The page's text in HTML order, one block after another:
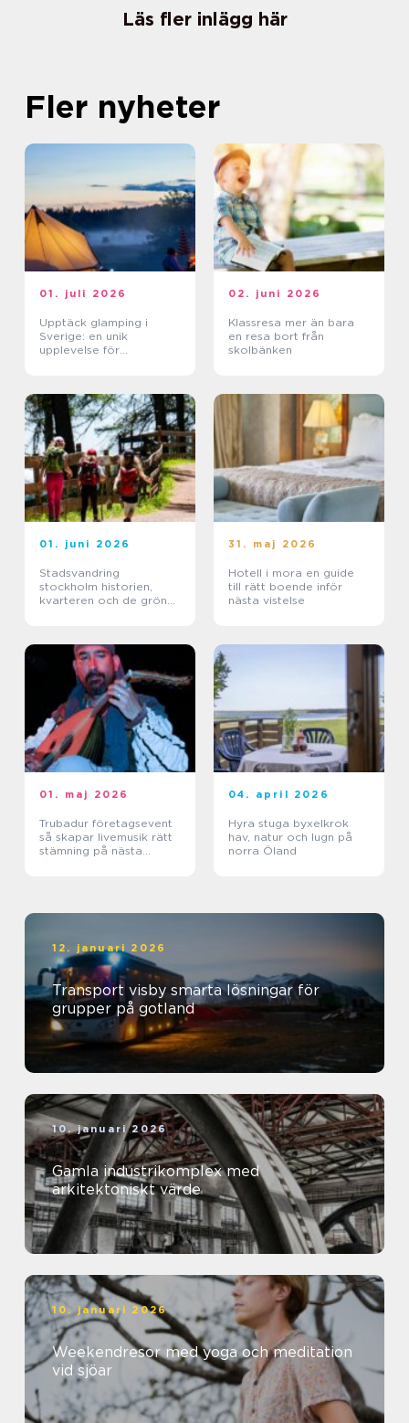
Läs fler inlägg här
Fler nyheter
01. juli 2026
Upptäck glamping i
Sverige: en unik
upplevelse för
02. juni 2026
Klassresa mer än bara
en resa bort från
skolbänken
01. juni 2026
Stadsvandring
stockholm historien,
kvarteren och de gröna
31. maj 2026
Hotell i mora en guide
till rätt boende inför
nästa vistelse
01. maj 2026
Trubadur företagsevent
så skapar livemusik rätt
stämning på nästa
04. april 2026
Hyra stuga byxelkrok
hav, natur och lugn på
norra Öland
12. januari 2026
Transport visby smarta lösningar för
grupper på gotland
10. januari 2026
Gamla industrikomplex med
arkitektoniskt värde
10. januari 2026
Weekendresor med yoga och meditation
vid sjöar